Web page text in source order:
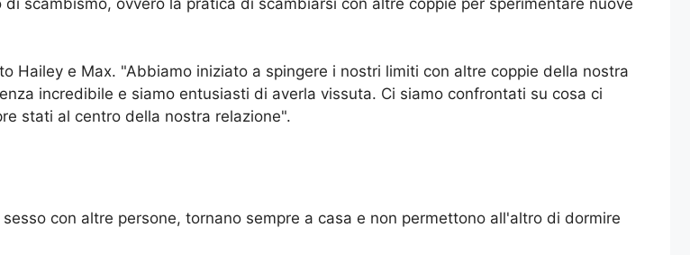
Hailey e Max. "Abbiamo iniziato a spingere i nostri limiti con altre coppie della nostra
incredibile e siamo entusiasti di averla vissuta. Ci siamo confrontati su cosa ci
stati al centro della nostra relazione".
con altre persone, tornano sempre a casa e non permettono all'altro di dormire